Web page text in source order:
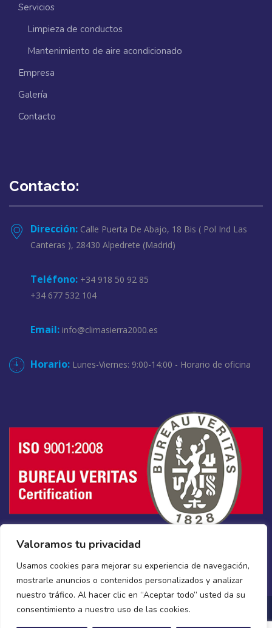
Valoramos tu privacidad
Usamos cookies para mejorar su experiencia de navegación,
mostrarle anuncios o contenidos personalizados y analizar
nuestro tráfico. Al hacer clic en “Aceptar todo” usted da su
consentimiento a nuestro uso de las cookies.
Servicios
Limpieza de conductos
Mantenimiento de aire acondicionado
Empresa
Galería
Contacto
Contacto:
Dirección: Calle Puerta De Abajo, 18 Bis ( Pol Ind Las
Canteras ), 28430 Alpedrete (Madrid)
Teléfono: +34 918 50 92 85
+34 677 532 104
Email: info@climasierra2000.es
Horario: Lunes-Viernes: 9:00-14:00 - Horario de oficina